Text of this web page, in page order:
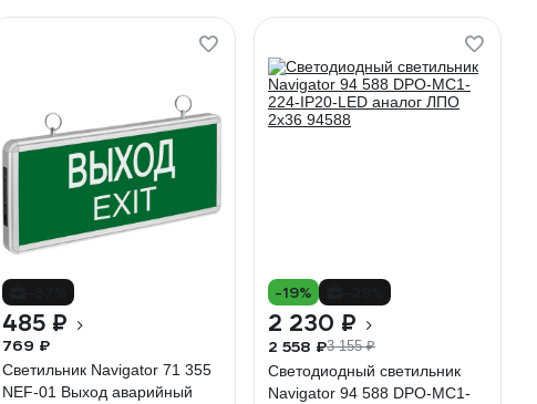
485 ₽
769 ₽
Светильник Navigator 71 355
NEF-01 Выход аварийный
-19%
2 230 ₽
2 558 ₽3 155 ₽
Светодиодный светильник
Navigator 94 588 DPO-MC1-